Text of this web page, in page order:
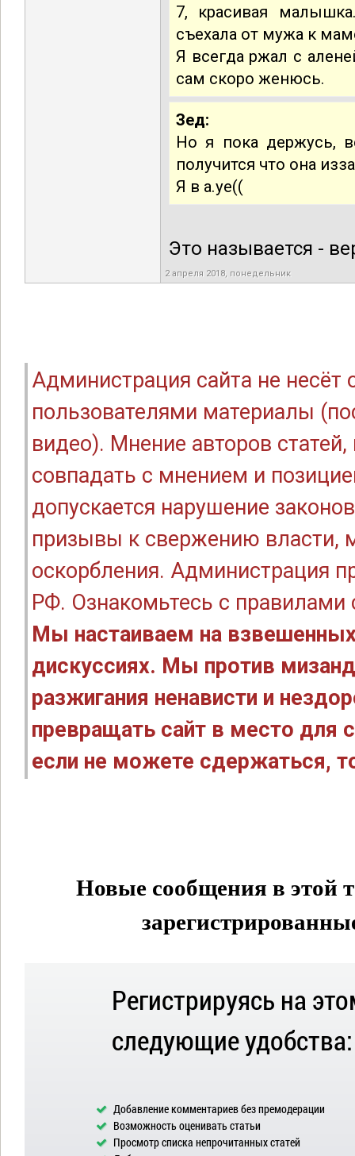
7, красивая
съехала от мужа к
Я всегда ржал с
сам скоро женюсь.
Зед:
Но я пока держусь,
получится что она
Я в а.уе((
Это называется -
2 апреля 2018, понедельник
Администрация сайта не
пользователями материалы
видео). Мнение авторов
совпадать с мнением и
допускается нарушение
призывы к свержению власти,
оскорбления. Администрация
РФ. Ознакомьтесь с правилами
Мы настаиваем на
дискуссиях. Мы против
разжигания ненависти и
превращать сайт в место для
если не можете сдержаться,
Новые сообщения в этой
Регистрируясь на
следующие удобства:
Добавление комментариев без премодерации
Возможность оценивать статьи
Просмотр списка непрочитанных статей